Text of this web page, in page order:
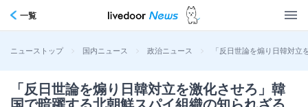
一覧
ニューストップ > 国内ニュース > 政治ニュース > 「反日世論を煽り日韓対
「反日世論を煽り日韓対立を激化させろ」韓